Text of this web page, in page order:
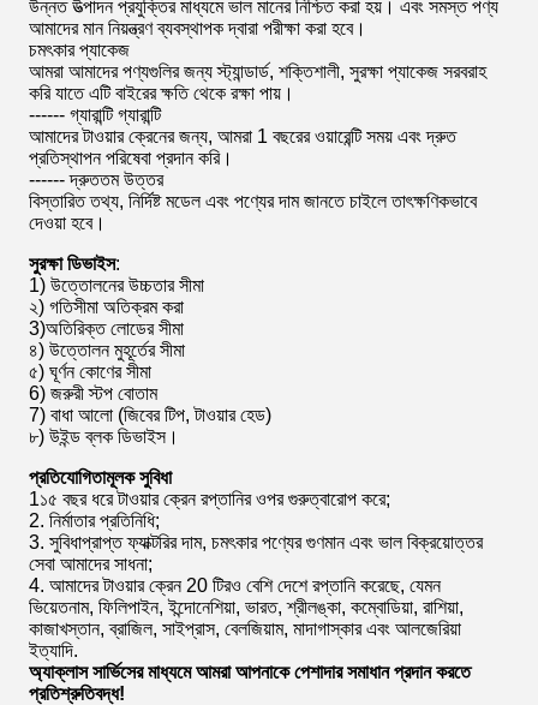
উন্নত উত্পাদন প্রযুক্তির মাধ্যমে ভাল মানের নিশ্চিত করা হয়। এবং সমস্ত পণ্য
আমাদের মান নিয়ন্ত্রণ ব্যবস্থাপক দ্বারা পরীক্ষা করা হবে।
চমৎকার প্যাকেজ
আমরা আমাদের পণ্যগুলির জন্য স্ট্যান্ডার্ড, শক্তিশালী, সুরক্ষা প্যাকেজ সরবরাহ
করি যাতে এটি বাইরের ক্ষতি থেকে রক্ষা পায়।
------ গ্যারান্টি গ্যারান্টি
আমাদের টাওয়ার ক্রেনের জন্য, আমরা 1 বছরের ওয়ারেন্টি সময় এবং দ্রুত
প্রতিস্থাপন পরিষেবা প্রদান করি।
------ দ্রুততম উত্তর
বিস্তারিত তথ্য, নির্দিষ্ট মডেল এবং পণ্যের দাম জানতে চাইলে তাৎক্ষণিকভাবে
দেওয়া হবে।
সুরক্ষা ডিভাইস:
1) উত্তোলনের উচ্চতার সীমা
২) গতিসীমা অতিক্রম করা
3)অতিরিক্ত লোডের সীমা
৪) উত্তোলন মুহূর্তের সীমা
৫) ঘূর্ণন কোণের সীমা
6) জরুরী স্টপ বোতাম
7) বাধা আলো (জিবের টিপ, টাওয়ার হেড)
৮) উইন্ড ব্লক ডিভাইস।
প্রতিযোগিতামূলক সুবিধা
1১৫ বছর ধরে টাওয়ার ক্রেন রপ্তানির ওপর গুরুত্বারোপ করে;
2. নির্মাতার প্রতিনিধি;
3. সুবিধাপ্রাপ্ত ফ্যাক্টরির দাম, চমৎকার পণ্যের গুণমান এবং ভাল বিক্রয়োত্তর
সেবা আমাদের সাধনা;
4. আমাদের টাওয়ার ক্রেন 20 টিরও বেশি দেশে রপ্তানি করেছে, যেমন
ভিয়েতনাম, ফিলিপাইন, ইন্দোনেশিয়া, ভারত, শ্রীলঙ্কা, কম্বোডিয়া, রাশিয়া,
কাজাখস্তান, ব্রাজিল, সাইপ্রাস, বেলজিয়াম, মাদাগাস্কার এবং আলজেরিয়া
ইত্যাদি.
অ্যাক্লাস সার্ভিসের মাধ্যমে আমরা আপনাকে পেশাদার সমাধান প্রদান করতে
প্রতিশ্রুতিবদ্ধ!